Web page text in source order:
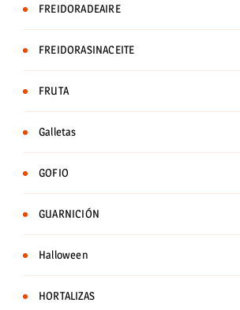
FREIDORADEAIRE
FREIDORASINACEITE
FRUTA
Galletas
GOFIO
GUARNICIÓN
Halloween
HORTALIZAS